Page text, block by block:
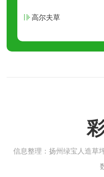
高尔夫草
信息整理：扬州绿宝人造草